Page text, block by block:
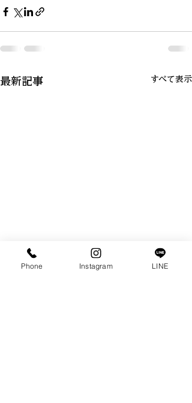
最新記事 すべて表示
Phone Instagram LINE